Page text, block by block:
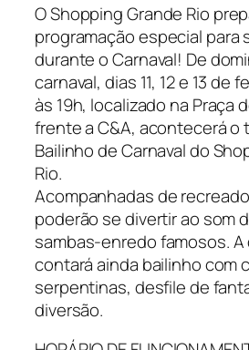
O Shopping Grande Rio
programação especial para
durante o Carnaval! De
carnaval, dias 11, 12 e 13 de
às 19h, localizado na Praça
frente a C&A, acontecerá o
Bailinho de Carnaval do
Rio.
Acompanhadas de
poderão se divertir ao som
sambas-enredo famosos. A
contará ainda bailinho com
serpentinas, desfile de
diversão.